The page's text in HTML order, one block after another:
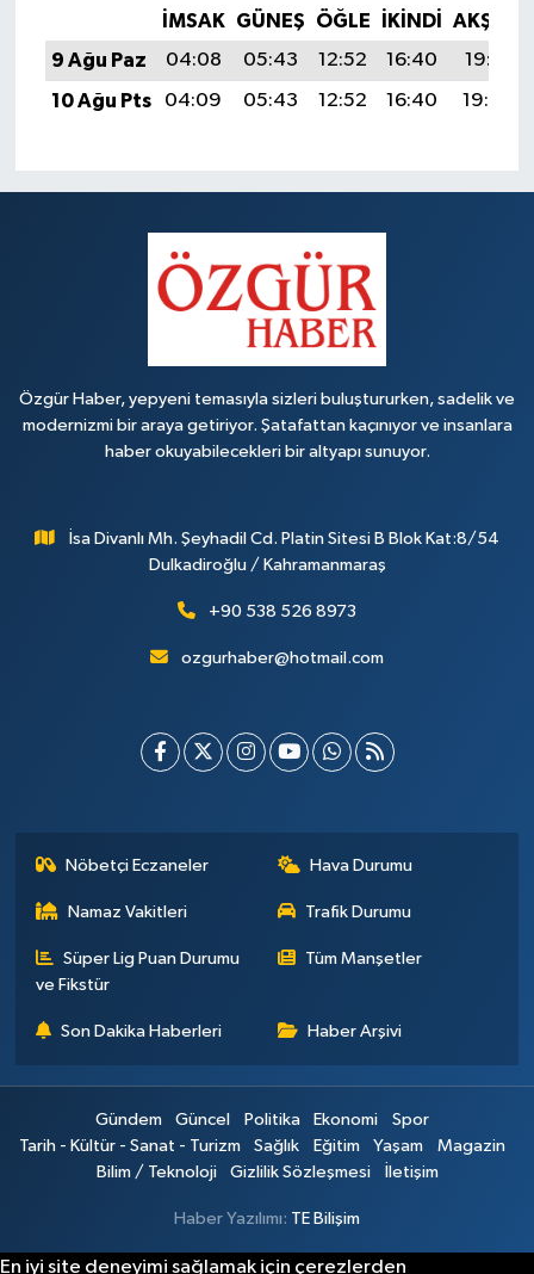
İMSAK GÜNEŞ ÖĞLE İKINDI
AKŞAM
9 Ağu Paz
04:08 05:43 12:52 16:40
19:51
10 Ağu Pts
04:09 05:43 12:52 16:40 19:50
Özgür Haber, yepyeni temasıyla sizleri buluştururken, sadelik ve
modernizmi bir araya getiriyor. Şatafattan kaçınıyor ve insanlara
haber okuyabilecekleri bir altyapı sunuyor.
İsa Divanlı Mh. Şeyhadil Cd. Platin Sitesi B Blok Kat:8/54
Dulkadiroğlu / Kahramanmaraş
+90 538 526 8973
ozgurhaber@hotmail.com
Nöbetçi Eczaneler Hava Durumu
Namaz Vakitleri Trafik Durumu
Süper Lig Puan Durumu
ve Fikstür
Tüm Manşetler
Son Dakika Haberleri Haber Arşivi
Gündem Güncel Politika Ekonomi
Spor
Tarih - Kültür - Sanat - Turizm
Sağlık Eğitim Yaşam
Magazin
Bilim / Teknoloji
Gizlilik Sözleşmesi İletişim
Haber Yazılımı: TE Bilişim
En iyi site deneyimi sağlamak için çerezlerden